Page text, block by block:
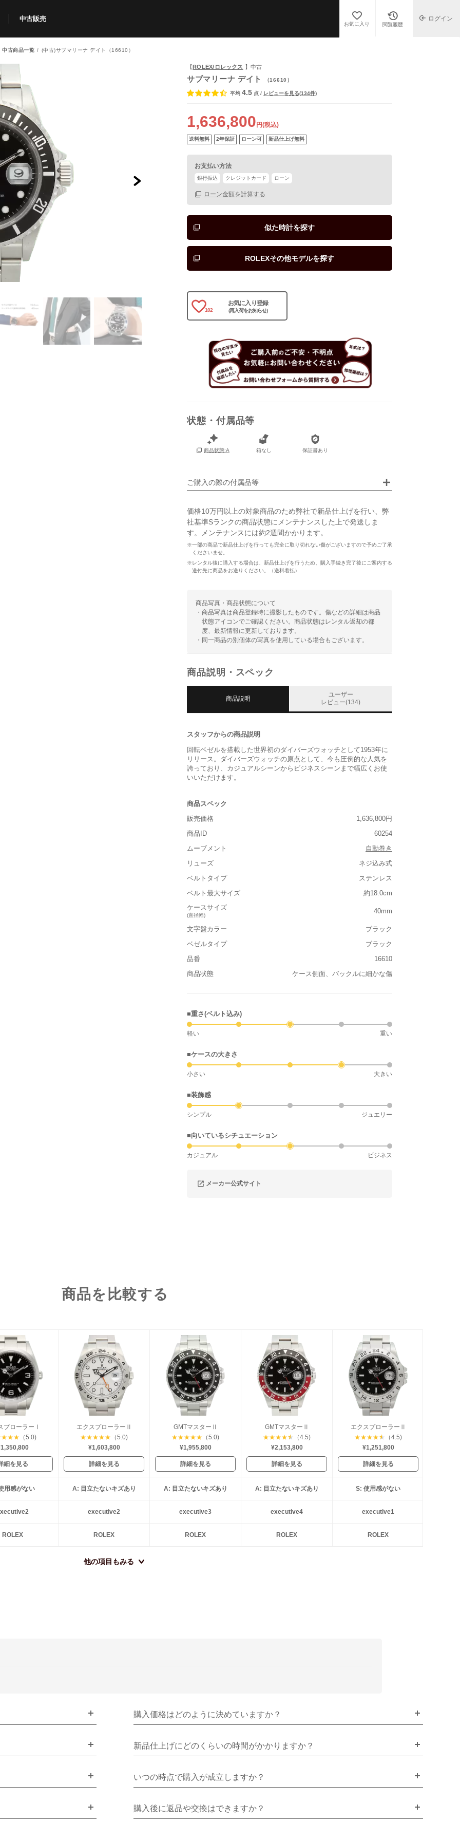
限定商品 購入可能商品
できるポイント カリトケとは？
用方法 Q&A
中古販売
中古販売商品 ブランド一覧
お気に入り 閲覧履歴
ログイン
中古商品一覧 (中古)サブマリーナ デイト（16610）
【ROLEX/ロレックス 】中古
サブマリーナ デイト （16610）
平均 4.5 点 / レビューを見る(134件)
1,636,800 円(税込)
送料無料 2年保証 ローン可 新品仕上げ無料
お支払い方法
銀行振込 クレジットカード ローン
ローン金額を計算する
似た時計を探す
ROLEXその他モデルを探す
102
お気に入り登録
(再入荷をお知らせ)
状態・付属品等
商品状態:A 箱なし 保証書あり
ご購入の際の付属品等
保証書
箱
なし
価格10万円以上の対象商品のため弊社で新品仕上げを行い、弊
社基準Sランクの商品状態にメンテナンスした上で発送しま
す。メンテナンスには約2週間かかります。
※一部の商品で新品仕上げを行っても完全に取り切れない傷がございますので予めご了承
くださいませ。
※レンタル後に購入する場合は、新品仕上げを行うため、購入手続き完了後にご案内する
送付先に商品をお送りください。（送料着払）
商品写真・商品状態について
・商品写真は商品登録時に撮影したものです。傷などの詳細は商品
状態アイコンでご確認ください。商品状態はレンタル返却の都
度、最新情報に更新しております。
・同一商品の別個体の写真を使用している場合もございます。
商品説明・スペック
商品説明
ユーザー
レビュー(134)
スタッフからの商品説明
回転ベゼルを搭載した世界初のダイバーズウォッチとして1953年に
リリース。ダイバーズウォッチの原点として、今も圧倒的な人気を
誇っており、カジュアルシーンからビジネスシーンまで幅広くお使
いいただけます。
商品スペック
販売価格
1,636,800円
商品ID
60254
ムーブメント
自動巻き
リューズ
ネジ込み式
ベルトタイプ
ステンレス
ベルト最大サイズ
約18.0cm
ケースサイズ
(直径幅)
40mm
文字盤カラー
ブラック
ベゼルタイプ
ブラック
品番
16610
商品状態
ケース側面、バックルに細かな傷
■重さ(ベルト込み)
軽い 重い
■ケースの大きさ
小さい 大きい
■装飾感
シンプル ジュエリー
■向いているシチュエーション
カジュアル ビジネス
メーカー公式サイト
商品を比較する
プローラーⅠ
★★★ （5.0)
細を見る
エクスプローラーⅡ
★★★★★ （5.0)
¥1,603,800
詳細を見る
GMTマスターⅡ
★★★★★ （5.0)
¥1,955,800
詳細を見る
GMTマスターⅡ
★★★★★
（4.5)
¥2,153,800
詳細を見る
エクスプローラーⅡ
★★★★★
（4.5)
¥1,251,800
詳細を見る
用感がない A: 目立たないキズあり A: 目立たないキズあり A: 目立たないキズあり S: 使用感がない
executive2 executive3 executive4 executive1
ROLEX ROLEX ROLEX ROLEX ROLEX
他の項目もみる
購入価格はどのように決めていますか？
新品仕上げにどのくらいの時間がかかりますか？
いつの時点で購入が成立しますか？
購入後に返品や交換はできますか？